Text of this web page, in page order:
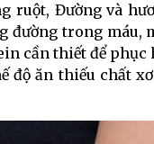
ruột, Đường và
đường trong máu,
cần thiết để phục
độ ăn thiếu chất